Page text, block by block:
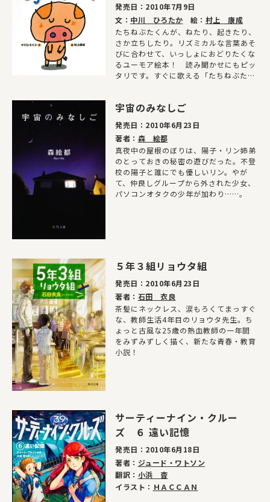
発売日： 2010年7月9日
文： 中川 ひろたか 絵： 村上 康成
たちねぶたくんが、ねたり、起きたり、
さか立ちしたり。リズミカルな言葉あそ
びに合わせて、いっしょにおどりたくな
るユーモア絵本！ 読み聞かせにもピッ
タリです。すぐに歌える「たちねぶた音
宇宙のみなしご
発売日： 2010年6月23日
著者： 森 絵都
真夜中の屋根のぼりは、陽子・リン姉弟
のとっておきの秘密の遊びだった。不登
校の陽子と誰にでも優しいリン。やが
て、仲良しグループから外された少女、
パソコンオタクの少年が加わり……。
５年３組リョウタ組
発売日： 2010年6月23日
著者： 石田 衣良
茶髪にネックレス、涙もろくてまっすぐ
な、教師生活4年目のリョウタ先生。ち
ょっと古風な25歳の熱血教師の一年間
をみずみずしく描く、新たな青春・教育
小説！
サーティーナイン・クルー
ズ ６ 遠い記憶
発売日： 2010年6月18日
著者： ジュード・ワトソン
翻訳： 小浜 杳
イラスト： ＨＡＣＣＡＮ